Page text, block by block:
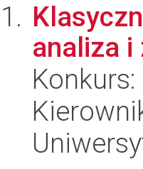
analiza i
Konkurs: